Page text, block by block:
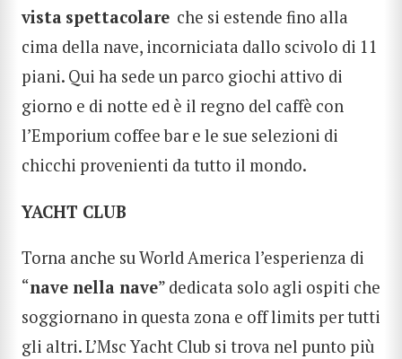
vista spettacolare che si estende fino alla
cima della nave, incorniciata dallo scivolo di 11
piani. Qui ha sede un parco giochi attivo di
giorno e di notte ed è il regno del caffè con
l’Emporium coffee bar e le sue selezioni di
chicchi provenienti da tutto il mondo.
YACHT CLUB
Torna anche su World America l’esperienza di
“nave nella nave” dedicata solo agli ospiti che
soggiornano in questa zona e off limits per tutti
gli altri. L’Msc Yacht Club si trova nel punto più